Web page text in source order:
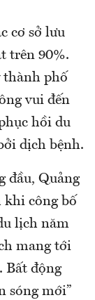
cơ sở lưu
trên 90%.
thành phố
vui đến
hồi du
dịch bệnh.
đầu, Quảng
khi công bố
lịch năm
mang tới
Bất động
sóng mới”